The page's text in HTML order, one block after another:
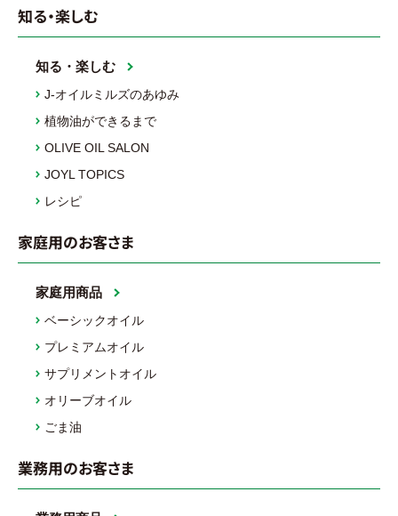
知る・楽しむ
知る・楽しむ
J-オイルミルズのあゆみ
植物油ができるまで
OLIVE OIL SALON
JOYL TOPICS
レシピ
家庭用のお客さま
家庭用商品
ベーシックオイル
プレミアムオイル
サプリメントオイル
オリーブオイル
ごま油
業務用のお客さま